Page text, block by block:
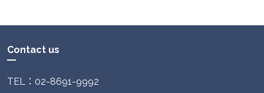
Contact us
TEL：02-8691-9992